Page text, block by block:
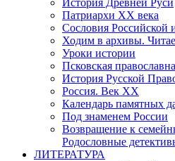
Патриархи XX века
Сословия Российской
Ходим в архивы.
Уроки истории
Псковская
История Русской
Россия. Век ХХ
Календарь памятных
Под знаменем России
Возвращение к
Родословные
ЛИТЕРАТУРА